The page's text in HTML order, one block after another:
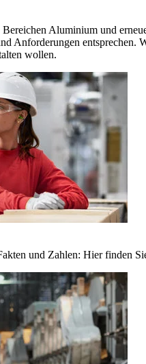
Aluminium und
Anforderungen
wollen.
und Zahlen: Hier finden